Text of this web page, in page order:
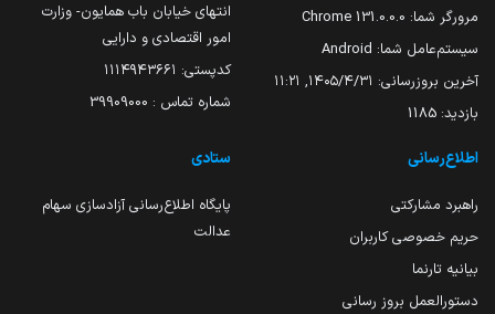
مرورگر شما: 131.0.0.0 Chrome
سیستم‌عامل شما: Android
آخرین بروزرسانی: ۱۴۰۵/۴/۳۱, ۱۱:۲۱
بازدید: 1185
انتهای خیابان باب همایون- وزارت
امور اقتصادی و دارایی
کدپستی: ۱۱۱۴۹۴۳۶۶۱
شماره تماس : 39909000
اطلاع‌رسانی
راهبرد مشارکتی
حریم خصوصی کاربران
بیانیه تارنما
دستورالعمل بروز رسانی
ستادی
پایگاه اطلاع‌رسانی آزادسازی سهام
عدالت